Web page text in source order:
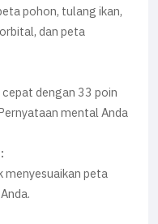
pohon, tulang ikan,
dan peta
dengan 33 poin
mental Anda
menyesuaikan peta